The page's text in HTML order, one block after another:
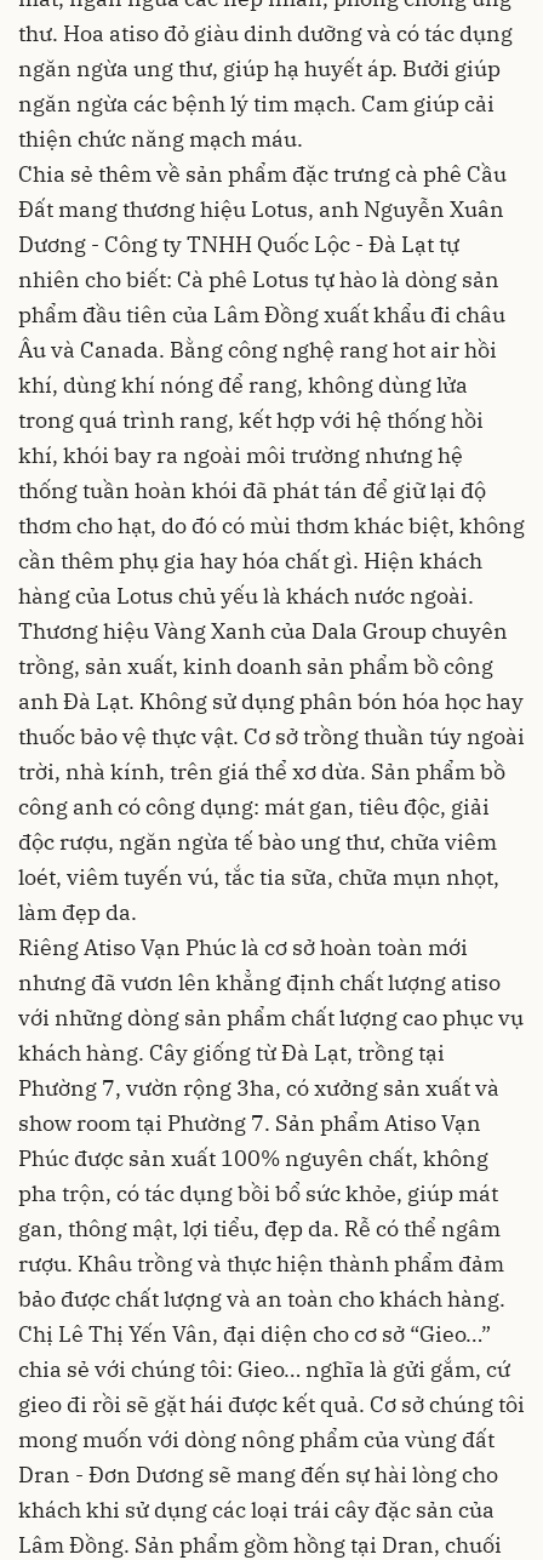
thư. Hoa atiso đỏ giàu dinh dưỡng và có tác dụng
ngăn ngừa ung thư, giúp hạ huyết áp. Bưởi giúp
ngăn ngừa các bệnh lý tim mạch. Cam giúp cải
thiện chức năng mạch máu.
Chia sẻ thêm về sản phẩm đặc trưng cà phê Cầu
Đất mang thương hiệu Lotus, anh Nguyễn Xuân
Dương - Công ty TNHH Quốc Lộc - Đà Lạt tự
nhiên cho biết: Cà phê Lotus tự hào là dòng sản
phẩm đầu tiên của Lâm Đồng xuất khẩu đi châu
Âu và Canada. Bằng công nghệ rang hot air hồi
khí, dùng khí nóng để rang, không dùng lửa
trong quá trình rang, kết hợp với hệ thống hồi
khí, khói bay ra ngoài môi trường nhưng hệ
thống tuần hoàn khói đã phát tán để giữ lại độ
thơm cho hạt, do đó có mùi thơm khác biệt, không
cần thêm phụ gia hay hóa chất gì. Hiện khách
hàng của Lotus chủ yếu là khách nước ngoài.
Thương hiệu Vàng Xanh của Dala Group chuyên
trồng, sản xuất, kinh doanh sản phẩm bồ công
anh Đà Lạt. Không sử dụng phân bón hóa học hay
thuốc bảo vệ thực vật. Cơ sở trồng thuần túy ngoài
trời, nhà kính, trên giá thể xơ dừa. Sản phẩm bồ
công anh có công dụng: mát gan, tiêu độc, giải
độc rượu, ngăn ngừa tế bào ung thư, chữa viêm
loét, viêm tuyến vú, tắc tia sữa, chữa mụn nhọt,
làm đẹp da.
Riêng Atiso Vạn Phúc là cơ sở hoàn toàn mới
nhưng đã vươn lên khẳng định chất lượng atiso
với những dòng sản phẩm chất lượng cao phục vụ
khách hàng. Cây giống từ Đà Lạt, trồng tại
Phường 7, vườn rộng 3ha, có xưởng sản xuất và
show room tại Phường 7. Sản phẩm Atiso Vạn
Phúc được sản xuất 100% nguyên chất, không
pha trộn, có tác dụng bồi bổ sức khỏe, giúp mát
gan, thông mật, lợi tiểu, đẹp da. Rễ có thể ngâm
rượu. Khâu trồng và thực hiện thành phẩm đảm
bảo được chất lượng và an toàn cho khách hàng.
Chị Lê Thị Yến Vân, đại diện cho cơ sở “Gieo…”
chia sẻ với chúng tôi: Gieo… nghĩa là gửi gắm, cứ
gieo đi rồi sẽ gặt hái được kết quả. Cơ sở chúng tôi
mong muốn với dòng nông phẩm của vùng đất
Dran - Đơn Dương sẽ mang đến sự hài lòng cho
khách khi sử dụng các loại trái cây đặc sản của
Lâm Đồng. Sản phẩm gồm hồng tại Dran, chuối